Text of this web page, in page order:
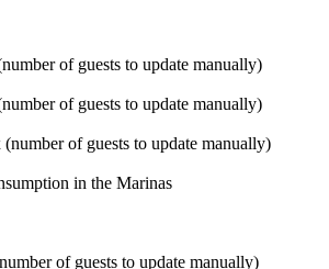
of guests to update manually)
of guests to update manually)
of guests to update manually)
in the Marinas
of guests to update manually)